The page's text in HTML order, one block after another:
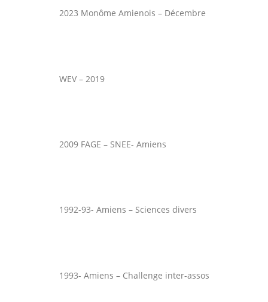
2023 Monôme Amienois – Décembre
WEV – 2019
2009 FAGE – SNEE- Amiens
1992-93- Amiens – Sciences divers
1993- Amiens – Challenge inter-assos